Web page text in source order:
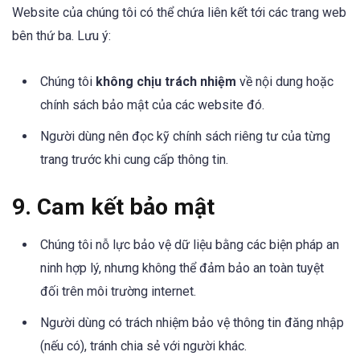
Website của chúng tôi có thể chứa liên kết tới các trang web
bên thứ ba. Lưu ý:
Chúng tôi không chịu trách nhiệm về nội dung hoặc
chính sách bảo mật của các website đó.
Người dùng nên đọc kỹ chính sách riêng tư của từng
trang trước khi cung cấp thông tin.
9. Cam kết bảo mật
Chúng tôi nỗ lực bảo vệ dữ liệu bằng các biện pháp an
ninh hợp lý, nhưng không thể đảm bảo an toàn tuyệt
đối trên môi trường internet.
Người dùng có trách nhiệm bảo vệ thông tin đăng nhập
(nếu có), tránh chia sẻ với người khác.